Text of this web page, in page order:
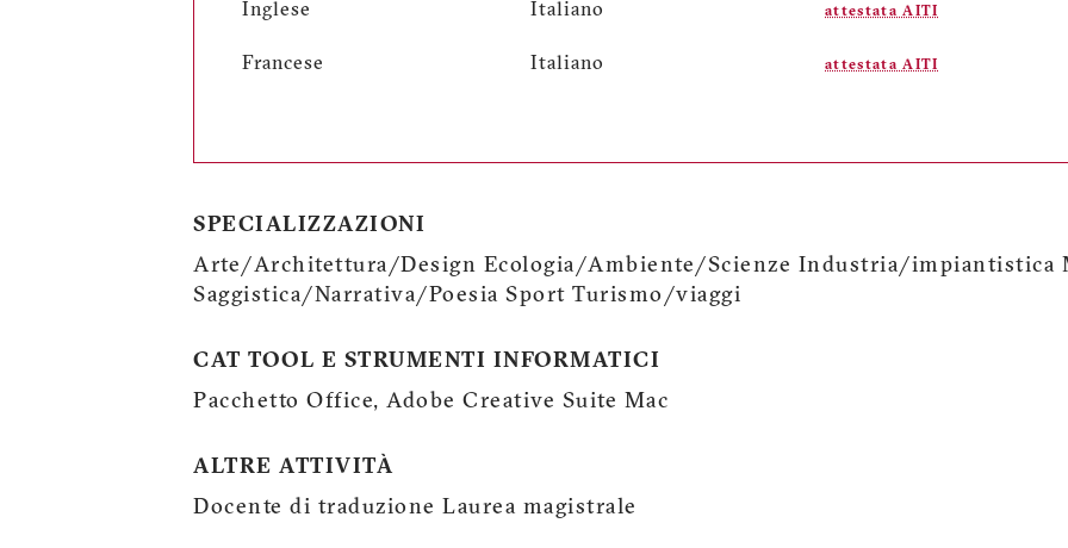
Inglese
Italiano attestata AITI
Francese
Italiano attestata AITI
SPECIALIZZAZIONI
Arte/Architettura/Design Ecologia/Ambiente/Scienze Industria/impiantistica
Saggistica/Narrativa/Poesia Sport Turismo/viaggi
CAT TOOL E STRUMENTI INFORMATICI
Pacchetto Office, Adobe Creative Suite Mac
ALTRE ATTIVITÀ
Docente di traduzione Laurea magistrale